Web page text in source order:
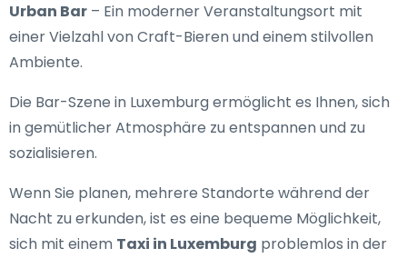
Urban Bar – Ein moderner Veranstaltungsort mit
einer Vielzahl von Craft-Bieren und einem stilvollen
Ambiente.
Die Bar-Szene in Luxemburg ermöglicht es Ihnen, sich
in gemütlicher Atmosphäre zu entspannen und zu
sozialisieren.
Wenn Sie planen, mehrere Standorte während der
Nacht zu erkunden, ist es eine bequeme Möglichkeit,
sich mit einem Taxi in Luxemburg problemlos in der